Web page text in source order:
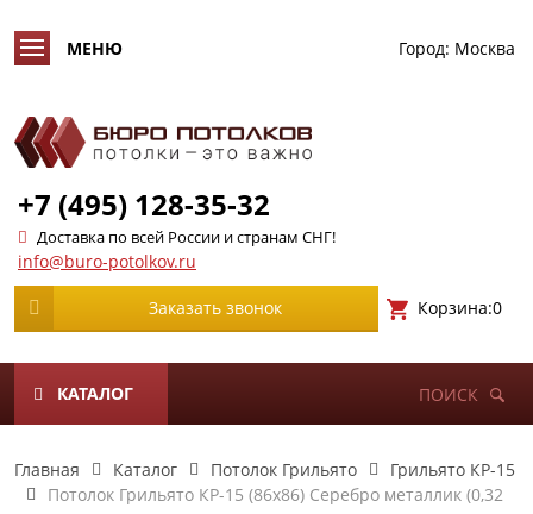
Город: Москва
+7 (495) 128-35-32
Доставка по всей России и странам СНГ!
info@buro-potolkov.ru
Заказать звонок Корзина:0
КАТАЛОГ ПОИСК
Главная Каталог Потолок Грильято
Грильято КР-15
Потолок Грильято КР-15 (86х86) Серебро металлик (0,32